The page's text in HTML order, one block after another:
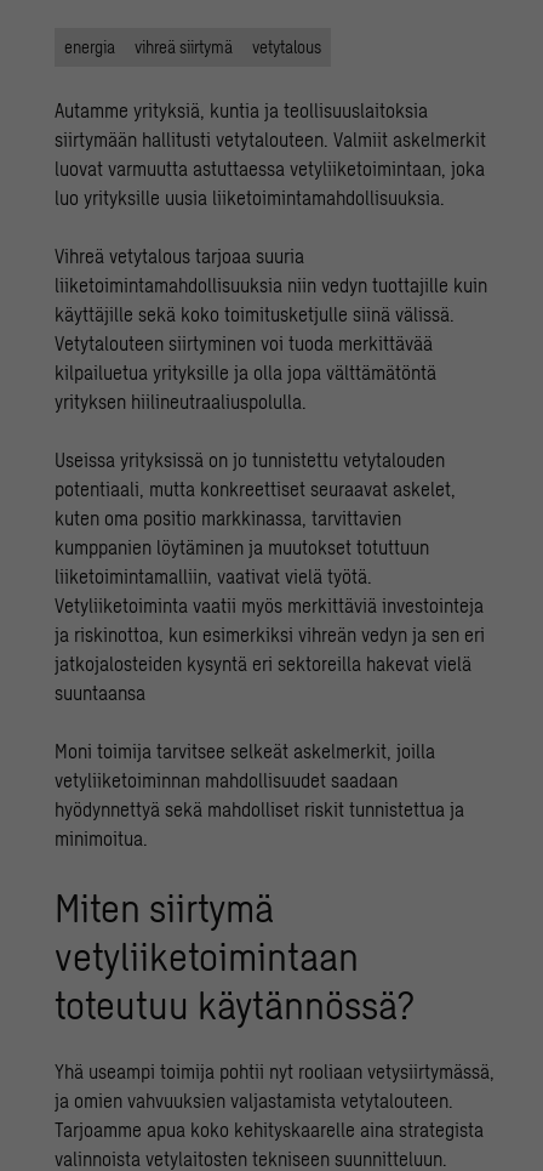
energia vihreä siirtymä vetytalous
Autamme yrityksiä, kuntia ja teollisuuslaitoksia
siirtymään hallitusti vetytalouteen. Valmiit askelmerkit
luovat varmuutta astuttaessa vetyliiketoimintaan, joka
luo yrityksille uusia liiketoimintamahdollisuuksia.
Vihreä vetytalous tarjoaa suuria
liiketoimintamahdollisuuksia niin vedyn tuottajille kuin
käyttäjille sekä koko toimitusketjulle siinä välissä.
Vetytalouteen siirtyminen voi tuoda merkittävää
kilpailuetua yrityksille ja olla jopa välttämätöntä
yrityksen hiilineutraaliuspolulla.
Useissa yrityksissä on jo tunnistettu vetytalouden
potentiaali, mutta konkreettiset seuraavat askelet,
kuten oma positio markkinassa, tarvittavien
kumppanien löytäminen ja muutokset totuttuun
liiketoimintamalliin, vaativat vielä työtä.
Vetyliiketoiminta vaatii myös merkittäviä investointeja
ja riskinottoa, kun esimerkiksi vihreän vedyn ja sen eri
jatkojalosteiden kysyntä eri sektoreilla hakevat vielä
suuntaansa
Moni toimija tarvitsee selkeät askelmerkit, joilla
vetyliiketoiminnan mahdollisuudet saadaan
hyödynnettyä sekä mahdolliset riskit tunnistettua ja
minimoitua.
Miten siirtymä
vetyliiketoimintaan
toteutuu käytännössä?
Yhä useampi toimija pohtii nyt rooliaan vetysiirtymässä,
ja omien vahvuuksien valjastamista vetytalouteen.
Tarjoamme apua koko kehityskaarelle aina strategista
valinnoista vetylaitosten tekniseen suunnitteluun